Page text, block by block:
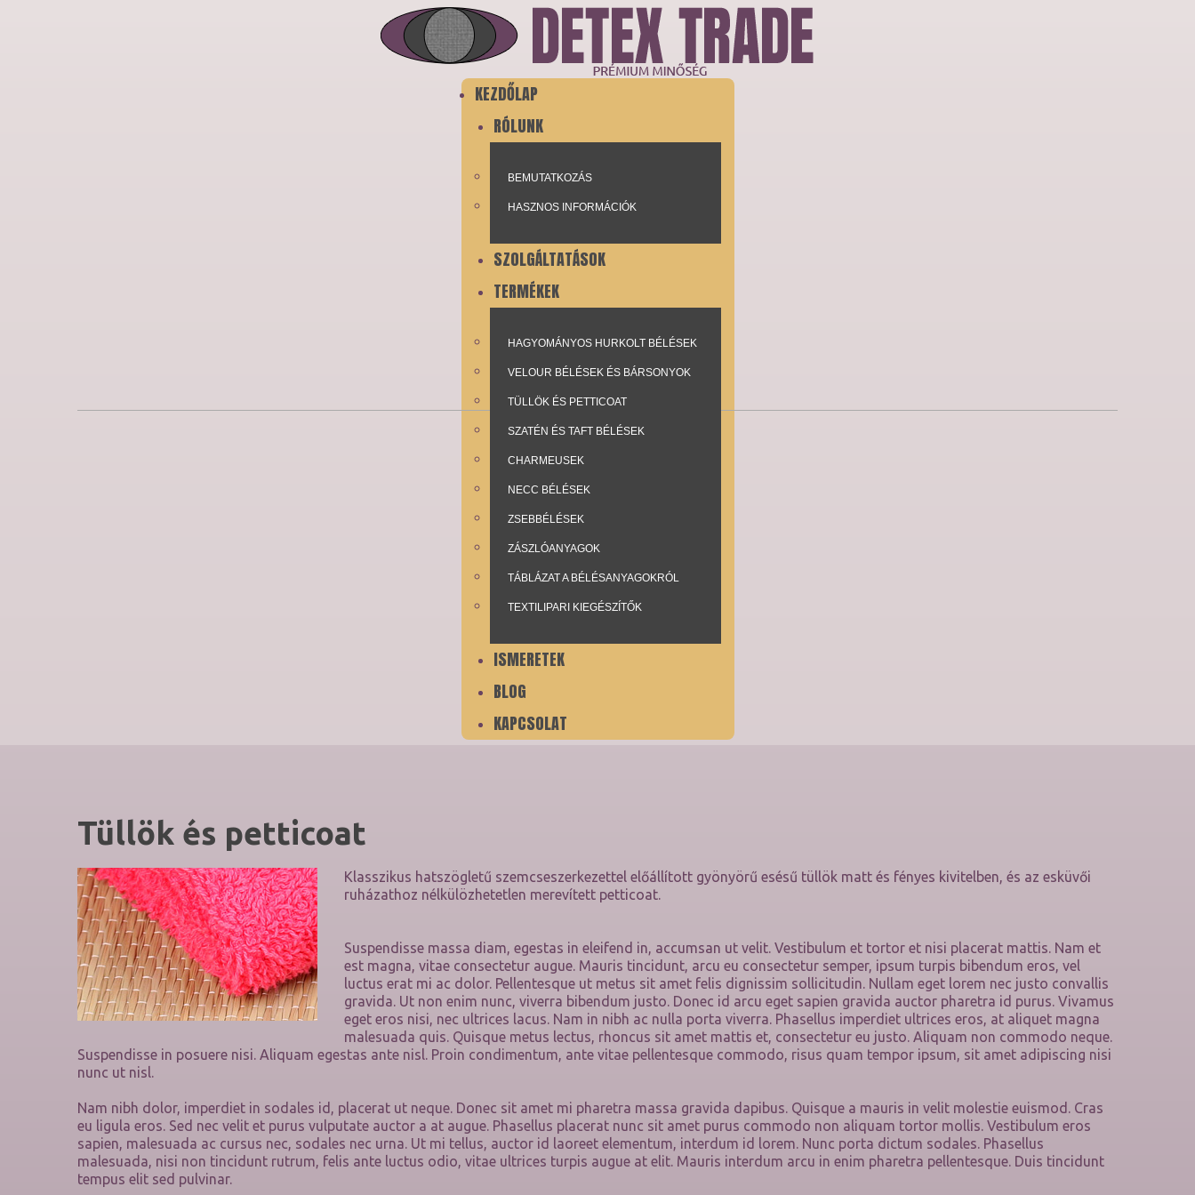
KEZDŐLAP
RÓLUNK
BEMUTATKOZÁS
HASZNOS INFORMÁCIÓK
SZOLGÁLTATÁSOK
TERMÉKEK
HAGYOMÁNYOS HURKOLT BÉLÉSEK
VELOUR BÉLÉSEK ÉS BÁRSONYOK
TÜLLÖK ÉS PETTICOAT
SZATÉN ÉS TAFT BÉLÉSEK
CHARMEUSEK
NECC BÉLÉSEK
ZSEBBÉLÉSEK
ZÁSZLÓANYAGOK
TÁBLÁZAT A BÉLÉSANYAGOKRÓL
TEXTILIPARI KIEGÉSZÍTŐK
ISMERETEK
BLOG
KAPCSOLAT
Tüllök és petticoat
Klasszikus hatszögletű szemcseszerkezettel előállított gyönyörű esésű tüllök matt és fényes kivitelben, és az esküvői
ruházathoz nélkülözhetetlen merevített petticoat.
Suspendisse massa diam, egestas in eleifend in, accumsan ut velit. Vestibulum et tortor et nisi placerat mattis. Nam et
est magna, vitae consectetur augue. Mauris tincidunt, arcu eu consectetur semper, ipsum turpis bibendum eros, vel
luctus erat mi ac dolor. Pellentesque ut metus sit amet felis dignissim sollicitudin. Nullam eget lorem nec justo convallis
gravida. Ut non enim nunc, viverra bibendum justo. Donec id arcu eget sapien gravida auctor pharetra id purus. Vivamus
eget eros nisi, nec ultrices lacus. Nam in nibh ac nulla porta viverra. Phasellus imperdiet ultrices eros, at aliquet magna
malesuada quis. Quisque metus lectus, rhoncus sit amet mattis et, consectetur eu justo. Aliquam non commodo neque.
Suspendisse in posuere nisi. Aliquam egestas ante nisl. Proin condimentum, ante vitae pellentesque commodo, risus quam tempor ipsum, sit amet adipiscing nisi
nunc ut nisl.
Nam nibh dolor, imperdiet in sodales id, placerat ut neque. Donec sit amet mi pharetra massa gravida dapibus. Quisque a mauris in velit molestie euismod. Cras
eu ligula eros. Sed nec velit et purus vulputate auctor a at augue. Phasellus placerat nunc sit amet purus commodo non aliquam tortor mollis. Vestibulum eros
sapien, malesuada ac cursus nec, sodales nec urna. Ut mi tellus, auctor id laoreet elementum, interdum id lorem. Nunc porta dictum sodales. Phasellus
malesuada, nisi non tincidunt rutrum, felis ante luctus odio, vitae ultrices turpis augue at elit. Mauris interdum arcu in enim pharetra pellentesque. Duis tincidunt
tempus elit sed pulvinar.